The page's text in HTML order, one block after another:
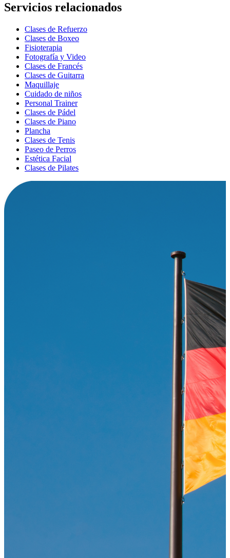
Servicios relacionados
Clases de Refuerzo
Clases de Boxeo
Fisioterapia
Fotografía y Video
Clases de Francés
Clases de Guitarra
Maquillaje
Cuidado de niños
Personal Trainer
Clases de Pádel
Clases de Piano
Plancha
Clases de Tenis
Paseo de Perros
Estética Facial
Clases de Pilates